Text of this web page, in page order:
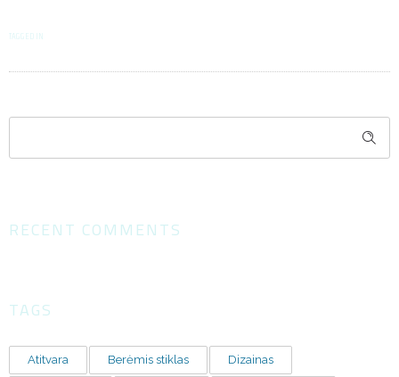
TAGGED IN
RECENT COMMENTS
TAGS
Atitvara Berėmis stiklas Dizainas